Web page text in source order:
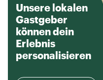
Unsere lokalen
Gastgeber
können dein
Erlebnis
personalisieren